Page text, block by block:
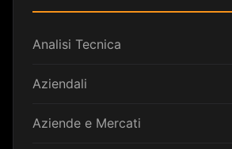
Analisi Tecnica
Aziendali
Aziende e Mercati